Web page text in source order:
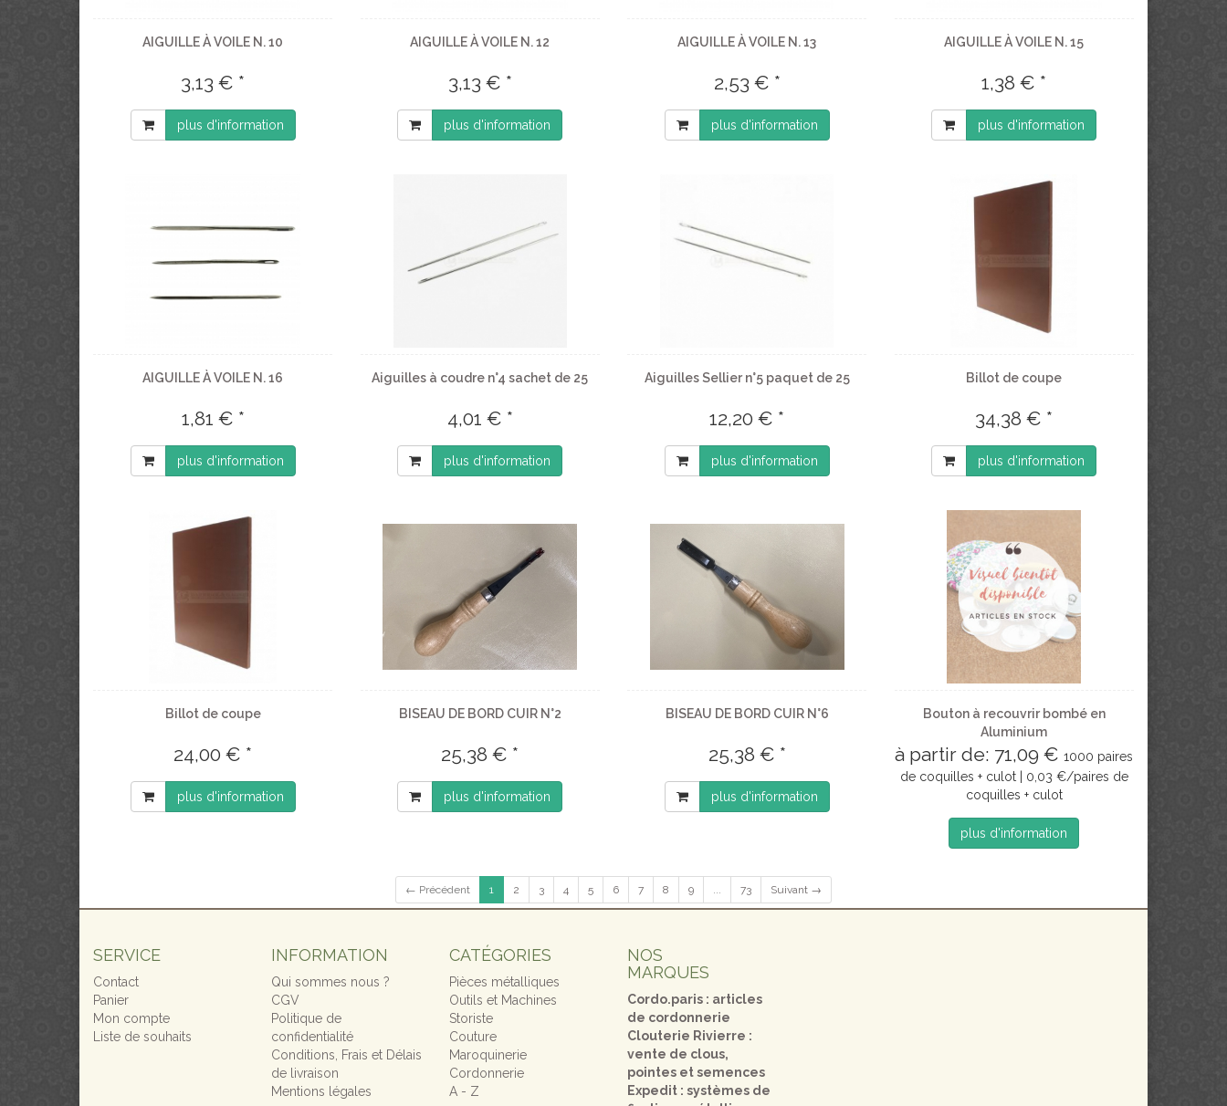
AIGUILLE À VOILE N. 10
3,13 € *
plus d'information
AIGUILLE À VOILE N. 12
3,13 € *
plus d'information
AIGUILLE À VOILE N. 13
2,53 € *
plus d'information
AIGUILLE À VOILE N. 15
1,38 € *
plus d'information
AIGUILLE À VOILE N. 16
1,81 € *
plus d'information
Aiguilles à coudre n°4 sachet de 25
4,01 € *
plus d'information
Aiguilles Sellier n°5 paquet de 25
12,20 € *
plus d'information
Billot de coupe
34,38 € *
plus d'information
Billot de coupe
24,00 € *
plus d'information
BISEAU DE BORD CUIR N°2
25,38 € *
plus d'information
BISEAU DE BORD CUIR N°6
25,38 € *
plus d'information
Bouton à recouvrir bombé en
Aluminium
à partir de: 71,09 €1000 paires
de coquilles + culot | 0,03 €/paires de
coquilles + culot
plus d'information
← Précédent 1 2 3 4 5 6 7 8 9 ... 73 Suivant →
SERVICE
Contact
Panier
Mon compte
Liste de souhaits
INFORMATION
Qui sommes nous ?
CGV
Politique de
confidentialité
Conditions, Frais et Délais
de livraison
Mentions légales
CATÉGORIES
Pièces métalliques
Outils et Machines
Storiste
Couture
Maroquinerie
Cordonnerie
A - Z
NOS
MARQUES
Cordo.paris : articles
de cordonnerie
Clouterie Rivierre :
vente de clous,
pointes et semences
Expedit : systèmes de